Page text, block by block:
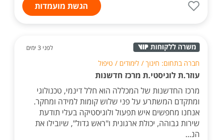
הגשת מועמדות
לפני 3 ימים
חברה בתחום: חינוך / לימודים / טיפול
עוזר.ת לוגיסטי.ת מרכז חדשנות
מרכז החדשנות של המכללה הוא חלל דינמי, טכנולוגי
ומתקדם המשתרע על פני שלוש קומות למידה ומחקר.
אנחנו מחפשים איש תפעול ולוגיסטיקה בעלי תודעת
שירות גבוהה, יכולת ארגונית ו"ראש גדול", שיובילו את
הנ...